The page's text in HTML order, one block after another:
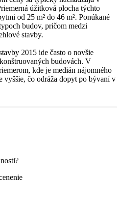
úžitková plocha týchto
od 25 m² do 46 m². Ponúkané
budov, pričom medzi
stavby.
2015 ide často o novšie
budovách. V
kde je medián nájomného
vyššie, čo odráža dopyt po bývaní v